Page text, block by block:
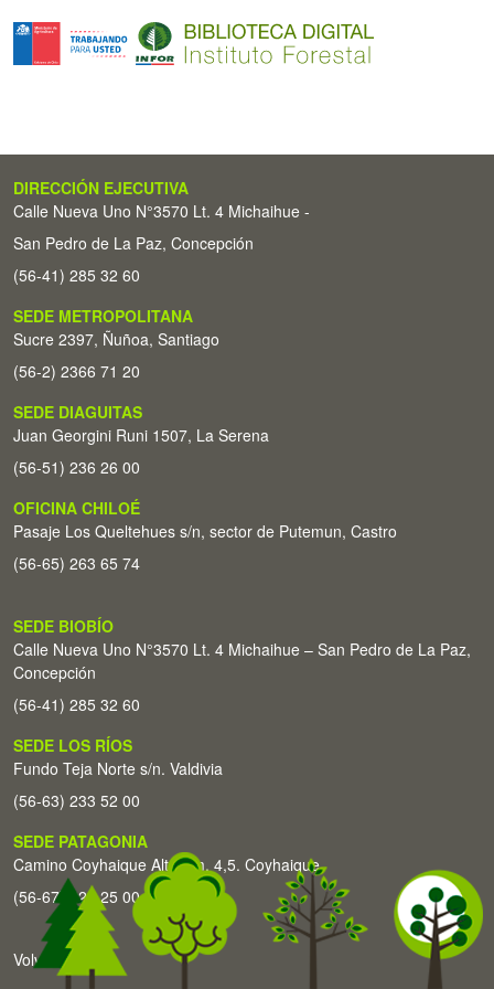
DIRECCIÓN EJECUTIVA
Calle Nueva Uno N°3570 Lt. 4 Michaihue -
San Pedro de La Paz, Concepción
(56-41) 285 32 60
SEDE METROPOLITANA
Sucre 2397, Ñuñoa, Santiago
(56-2) 2366 71 20
SEDE DIAGUITAS
Juan Georgini Runi 1507, La Serena
(56-51) 236 26 00
OFICINA CHILOÉ
Pasaje Los Queltehues s/n, sector de Putemun, Castro
(56-65) 263 65 74
SEDE BIOBÍO
Calle Nueva Uno N°3570 Lt. 4 Michaihue – San Pedro de La Paz,
Concepción
(56-41) 285 32 60
SEDE LOS RÍOS
Fundo Teja Norte s/n. Valdivia
(56-63) 233 52 00
SEDE PATAGONIA
Camino Coyhaique Alto Km. 4,5. Coyhaique
(56-67) 226 25 00
Volver arriba